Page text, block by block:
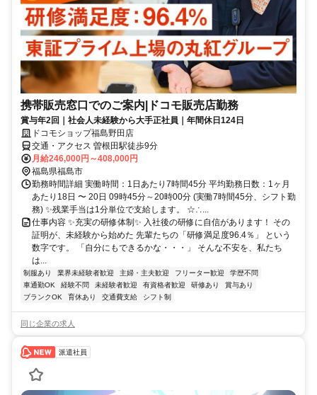
携帯販売窓口でのご案内|ドコモ販売店勤務
賞与年2回｜社会人未経験から大手正社員｜年間休日124日
ドコモショップ福島野田店
交通・アクセス 曽根田駅徒歩9分
月給246,000円～408,000円
福島県福島市
勤務時間詳細 実働時間：1日あたり7時間45分 平均勤務日数：1ヶ月
あたり18日 〜 20日 09時45分～20時00分 (実働7時間45分、シフト勤
務) ✨残業手当は1分単位で支給します。 ☆∴...
仕事内容 ✨充実の研修体制✨ 入社後の研修に自信があります！ その
証明が、未経験から始めた 先輩たちの「研修満足度96.4％」 という
数字です。 「自分にもできるかな・・・」 そんな不安を、私たち
は...
制服あり 業界未経験者歓迎 主婦・主夫歓迎 フリーター歓迎
学歴不問
車通勤OK
経験不問 未経験者歓迎 有資格者歓迎 研修あり
賞与あり
ブランクOK
育休あり 交通費支給 シフト制
同じ企業の求人
派遣社員